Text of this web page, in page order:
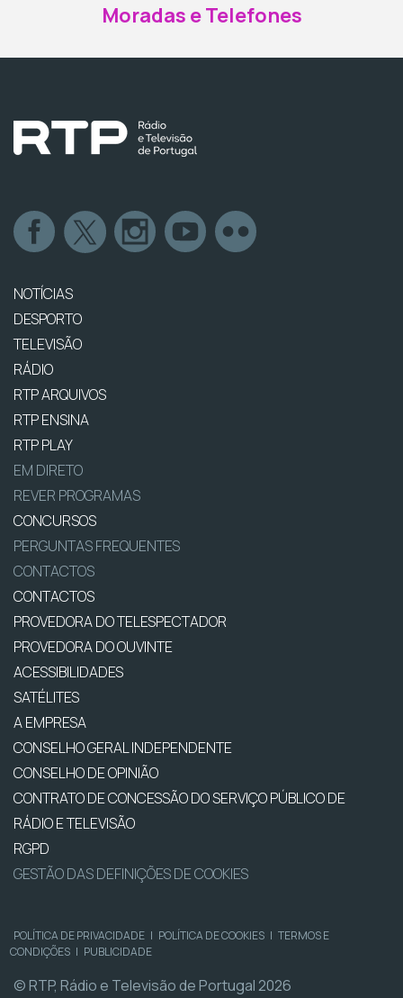
Moradas e Telefones
NOTÍCIAS
DESPORTO
TELEVISÃO
RÁDIO
RTP ARQUIVOS
RTP ENSINA
RTP PLAY
EM DIRETO
REVER PROGRAMAS
CONCURSOS
PERGUNTAS FREQUENTES
CONTACTOS
CONTACTOS
PROVEDORA DO TELESPECTADOR
PROVEDORA DO OUVINTE
ACESSIBILIDADES
SATÉLITES
A EMPRESA
CONSELHO GERAL INDEPENDENTE
CONSELHO DE OPINIÃO
CONTRATO DE CONCESSÃO DO SERVIÇO PÚBLICO DE
RÁDIO E TELEVISÃO
RGPD
GESTÃO DAS DEFINIÇÕES DE COOKIES
POLÍTICA DE PRIVACIDADE | POLÍTICA DE COOKIES | TERMOS E
CONDIÇÕES | PUBLICIDADE
© RTP, Rádio e Televisão de Portugal 2026